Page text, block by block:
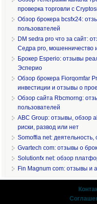
проверка торговли с
Обзор брокера bcsfx24:
пользователей
DM sedra pro что за сайт:
Седра pro, мошенничество
Брокер Esperio: отзывы
Эсперио
Обзор брокера Fiorqomfar
инвестиции и отзывы о
Обзор сайта Rbcmorng:
пользователей
ABC Group: отзывы, обзор
риски, развод или нет
Somoffia net:
Gvartech com: отзывы о
Solutionfx net: обзор
Fin Magnum com: отзывы и